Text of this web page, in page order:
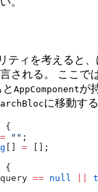
ティを考えると
される。 ここで
AppComponentが
に移動す
{
= "" ;
= [];
{
== null